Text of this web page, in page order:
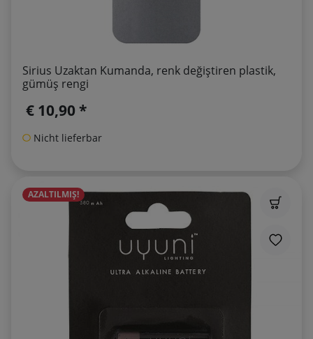
Sirius Uzaktan Kumanda, renk değiştiren plastik,
gümüş rengi
€ 10,90 *
Nicht lieferbar
AZALTILMIŞ!